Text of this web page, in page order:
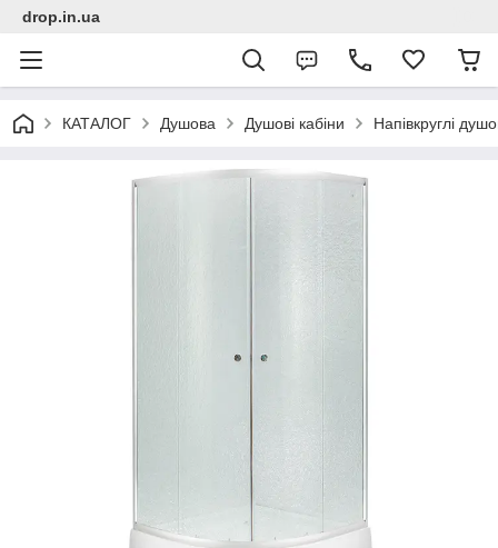
drop.in.ua
КАТАЛОГ Душова Душові кабіни Напівкруглі